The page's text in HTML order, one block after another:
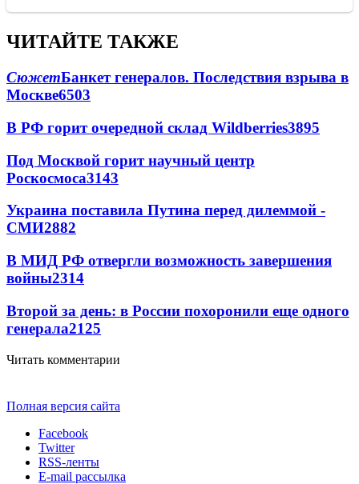
ЧИТАЙТЕ ТАКЖЕ
СюжетБанкет генералов. Последствия взрыва в
Москве6503
В РФ горит очередной склад Wildberries3895
Под Москвой горит научный центр
Роскосмоса3143
Украина поставила Путина перед дилеммой -
СМИ2882
В МИД РФ отвергли возможность завершения
войны2314
Второй за день: в России похоронили еще одного
генерала2125
Читать комментарии
Полная версия сайта
Facebook
Twitter
RSS-ленты
E-mail рассылка